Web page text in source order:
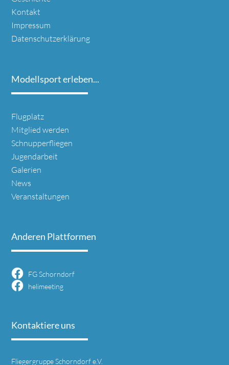
Kontakt
Impressum
Datenschutzerklärung
Modellsport erleben...
Navigation
überspringen
Flugplatz
Mitglied werden
Schnupperfliegen
Jugendarbeit
Galerien
News
Veranstaltungen
Anderen Plattformen
FG Schorndorf
helimeeting
Kontaktiere uns
Fliegergruppe Schorndorf e.V.